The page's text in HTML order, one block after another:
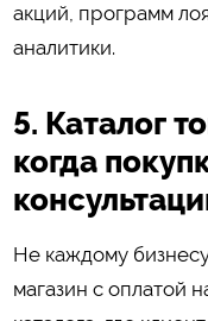
акций, программ
аналитики.
5. Каталог
когда
Не каждому
магазин с оплатой